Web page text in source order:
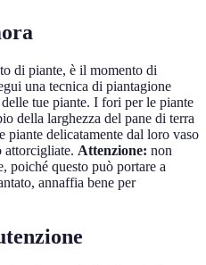
di piante, è il momento di
una tecnica di piantagione
tue piante. I fori per le piante
della larghezza del pane di terra
piante delicatamente dal loro vaso
attorcigliate. Attenzione: non
poiché questo può portare a
annaffia bene per